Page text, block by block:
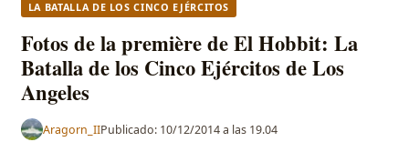
LA BATALLA DE LOS CINCO EJÉRCITOS
Fotos de la première de El Hobbit: La
Batalla de los Cinco Ejércitos de Los
Angeles
Aragorn_IIPublicado: 10/12/2014 a las 19.04